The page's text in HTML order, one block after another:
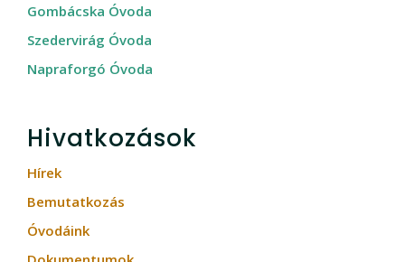
Gombácska Óvoda
Szedervirág Óvoda
Napraforgó Óvoda
Hivatkozások
Hírek
Bemutatkozás
Óvodáink